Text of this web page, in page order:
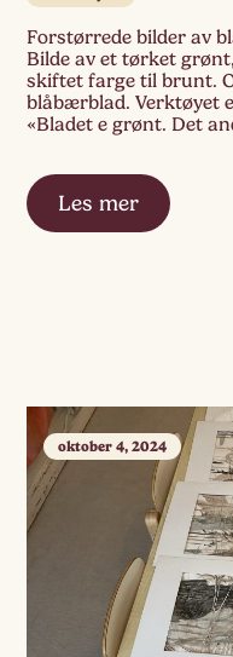
Forstørrede bilder av
Bilde av et tørket
skiftet farge til brunt.
blåbærblad. Verktøyet
«Bladet e grønt. Det
Les mer
oktober 4, 2024